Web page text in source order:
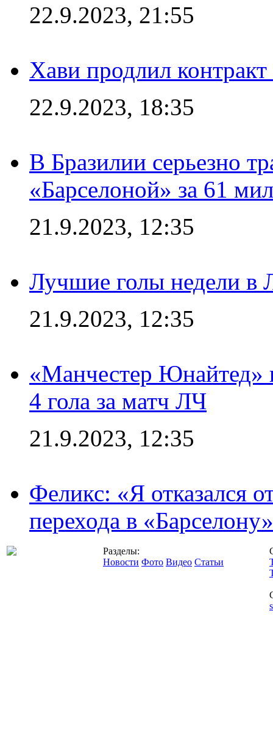
22.9.2023, 21:55
Хави продлил
22.9.2023, 18:35
В Бразилии серьезно
«Барселоной» за 61
21.9.2023, 12:35
Лучшие голы недели в
21.9.2023, 12:35
«Манчестер Юнайтед»
4 гола за матч ЛЧ
21.9.2023, 12:35
Феликс: «Я отказался
перехода в «Барселону»
Разделы:
Новости Фото Видео Статьи